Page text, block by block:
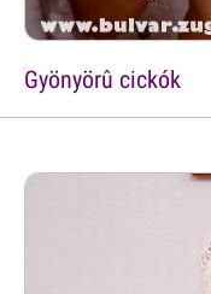
Gyönyörû cickók